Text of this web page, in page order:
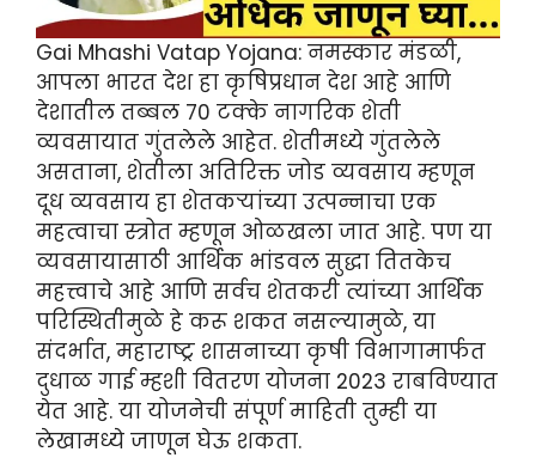
Gai Mhashi Vatap Yojana: नमस्कार मंडळी,
आपला भारत देश हा कृषिप्रधान देश आहे आणि
देशातील तब्बल 70 टक्के नागरिक शेती
व्यवसायात गुंतलेले आहेत. शेतीमध्ये गुंतलेले
असताना, शेतीला अतिरिक्त जोड व्यवसाय म्हणून
दूध व्यवसाय हा शेतकऱ्यांच्या उत्पन्नाचा एक
महत्वाचा स्त्रोत म्हणून ओळखला जात आहे. पण या
व्यवसायासाठी आर्थिक भांडवल सुद्धा तितकेच
महत्त्वाचे आहे आणि सर्वच शेतकरी त्यांच्या आर्थिक
परिस्थितीमुळे हे करू शकत नसल्यामुळे, या
संदर्भात, महाराष्ट्र शासनाच्या कृषी विभागामार्फत
दुधाळ गाई म्हशी वितरण योजना 2023 राबविण्यात
येत आहे. या योजनेची संपूर्ण माहिती तुम्ही या
लेखामध्ये जाणून घेऊ शकता.